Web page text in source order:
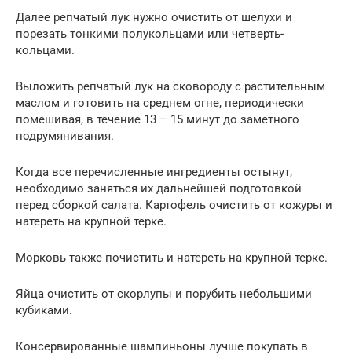
Далее репчатый лук нужно очистить от шелухи и
порезать тонкими полукольцами или четверть-
кольцами.
Выложить репчатый лук на сковороду с растительным
маслом и готовить на среднем огне, периодически
помешивая, в течение 13 – 15 минут до заметного
подрумянивания.
Когда все перечисленные ингредиенты остынут,
необходимо заняться их дальнейшей подготовкой
перед сборкой салата. Картофель очистить от кожуры и
натереть на крупной терке.
Морковь также почистить и натереть на крупной терке.
Яйца очистить от скорлупы и порубить небольшими
кубиками.
Консервированные шампиньоны лучше покупать в